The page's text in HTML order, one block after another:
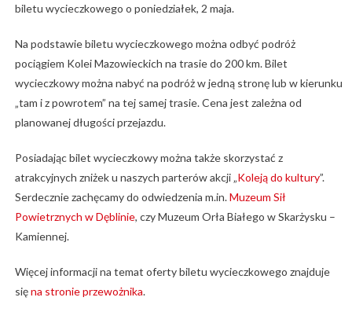
biletu wycieczkowego o poniedziałek, 2 maja.
Na podstawie biletu wycieczkowego można odbyć podróż
pociągiem Kolei Mazowieckich na trasie do 200 km. Bilet
wycieczkowy można nabyć na podróż w jedną stronę lub w kierunku
„tam i z powrotem” na tej samej trasie. Cena jest zależna od
planowanej długości przejazdu.
Posiadając bilet wycieczkowy można także skorzystać z
atrakcyjnych zniżek u naszych parterów akcji „Koleją do kultury”.
Serdecznie zachęcamy do odwiedzenia m.in.Muzeum Sił
Powietrznych w Dęblinie, czy Muzeum Orła Białego w Skarżysku –
Kamiennej.
Więcej informacji na temat oferty biletu wycieczkowego znajduje
sięna stronie przewożnika.